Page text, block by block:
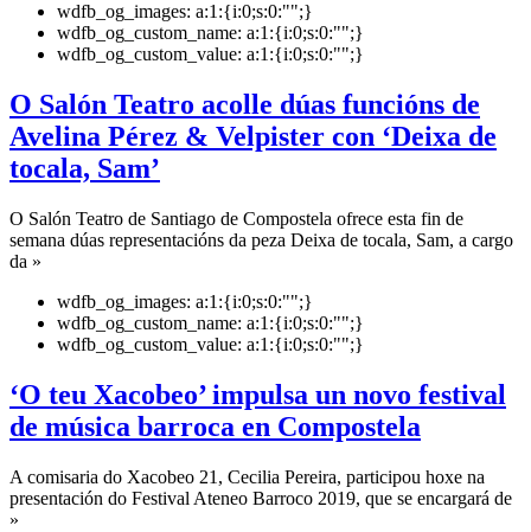
wdfb_og_images: a:1:{i:0;s:0:"";}
wdfb_og_custom_name: a:1:{i:0;s:0:"";}
wdfb_og_custom_value: a:1:{i:0;s:0:"";}
O Salón Teatro acolle dúas funcións de
Avelina Pérez & Velpister con ‘Deixa de
tocala, Sam’
O Salón Teatro de Santiago de Compostela ofrece esta fin de
semana dúas representacións da peza Deixa de tocala, Sam, a cargo
da »
wdfb_og_images: a:1:{i:0;s:0:"";}
wdfb_og_custom_name: a:1:{i:0;s:0:"";}
wdfb_og_custom_value: a:1:{i:0;s:0:"";}
‘O teu Xacobeo’ impulsa un novo festival
de música barroca en Compostela
A comisaria do Xacobeo 21, Cecilia Pereira, participou hoxe na
presentación do Festival Ateneo Barroco 2019, que se encargará de
»